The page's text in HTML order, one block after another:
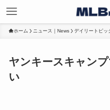
ホーム ニュース｜News デイリートピッ
ヤンキースキャン
い